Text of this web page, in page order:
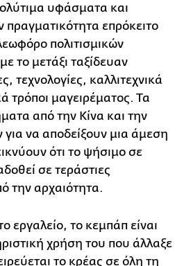
υφάσματα και
επρόκειτο
πολιτισμικών
το μετάξι ταξίδευαν
τεχνολογίες, καλλιτεχνικά
τρόποι μαγειρέματος. Τα
από την Κίνα και την
να αποδείξουν μια άμεση
ότι το ψήσιμο σε
σε τεράστιες
την αρχαιότητα.
εργαλείο, το κεμπάπ είναι
χρήση του που άλλαξε
το κρέας σε όλη τη